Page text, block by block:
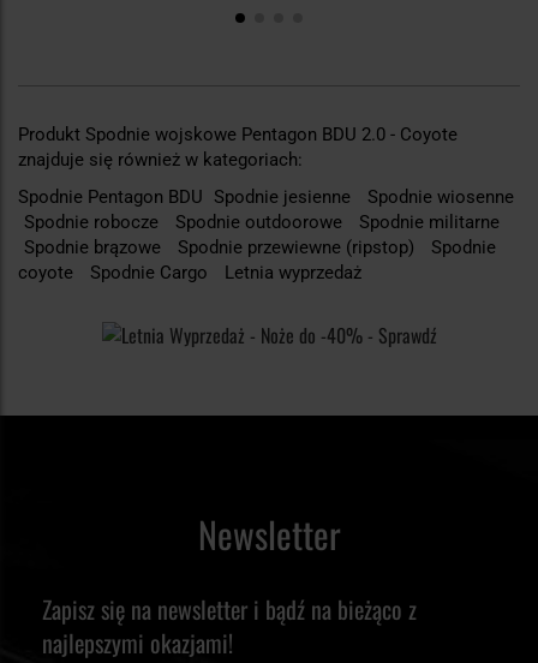
Produkt Spodnie wojskowe Pentagon BDU 2.0 - Coyote
znajduje się również w kategoriach:
Spodnie Pentagon BDU
Spodnie jesienne
Spodnie wiosenne
Spodnie robocze
Spodnie outdoorowe
Spodnie militarne
Spodnie brązowe
Spodnie przewiewne (ripstop)
Spodnie
coyote
Spodnie Cargo Letnia wyprzedaż
Newsletter
Zapisz się na newsletter i bądź na bieżąco z
najlepszymi okazjami!